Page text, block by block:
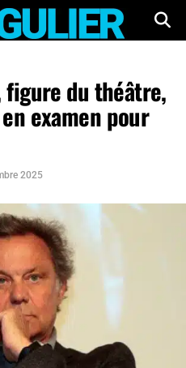
du théâtre,
examen pour
2025